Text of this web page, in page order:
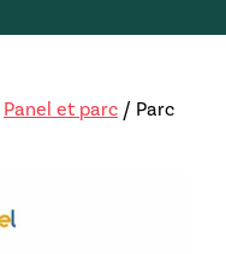
Panel et parc / Parc